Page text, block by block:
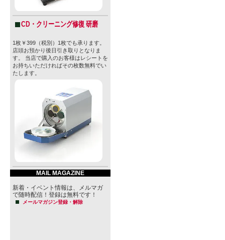
CD・クリーニング修復 研磨
1枚￥399（税別）1枚でも承ります。
店頭お預かり後日引き取りとなりま
す。 当店で購入のお客様はレシートを
お持ちいただければその枚数無料でい
たします。
MAIL MAGAZINE
新着・イベント情報は、メルマガ
で随時配信！登録は無料です！
メールマガジン登録・解除